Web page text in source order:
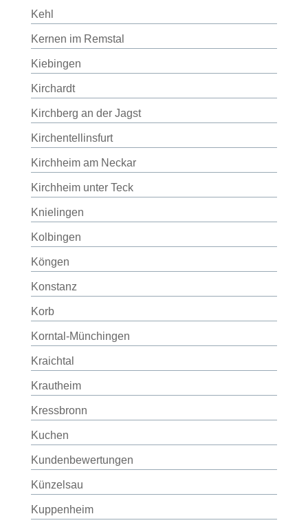
Kehl
Kernen im Remstal
Kiebingen
Kirchardt
Kirchberg an der Jagst
Kirchentellinsfurt
Kirchheim am Neckar
Kirchheim unter Teck
Knielingen
Kolbingen
Köngen
Konstanz
Korb
Korntal-Münchingen
Kraichtal
Krautheim
Kressbronn
Kuchen
Kundenbewertungen
Künzelsau
Kuppenheim